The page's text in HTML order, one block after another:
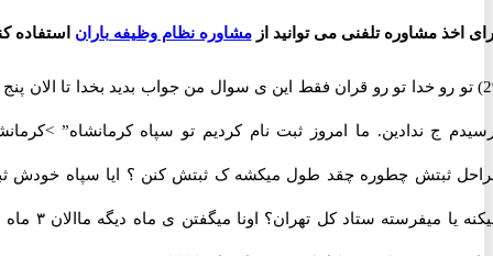
مشاوره تلفنی می توانید ازمشاوره نظام وظیفه باراناستفاده کنید
تو رو خدا تو رو قران فقط این ی سوال من جواب بدید بخدا تا الان پنج بار
ج ندادین. ما امروز ثبت نام کردیم تو سپاه کرمانشاه” >کرمانشاه
ثبتش چطوره چقد طول میکشه ک ثبتش کنن ؟ ایا سپاه خودش ثبت
میکنه یا میفرسته ستاد کل تهران؟ اونا میگفتن ی ماه دیگه ماالان ۳ ماه هم